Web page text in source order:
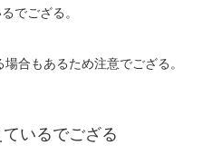
でござる。
合もあるため注意でござる。
いるでござる